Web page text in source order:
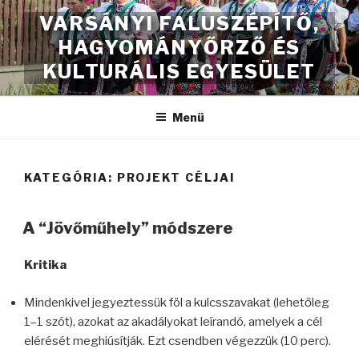
Tartalomhoz
VARSÁNYI FALUSZÉPÍTŐ,
HAGYOMÁNYŐRZŐ ÉS
KULTURÁLIS EGYESÜLET
Menü
KATEGÓRIA: PROJEKT CÉLJAI
A “Jövőműhely” módszere
Kritika
Mindenkivel jegyeztessük föl a kulcsszavakat (lehetőleg
1–1 szót), azokat az akadályokat leírandó, amelyek a cél
elérését meghiúsítják. Ezt csendben végezzük (10 perc).